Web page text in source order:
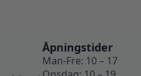
Åpningstider
Man-Fre: 10 – 17